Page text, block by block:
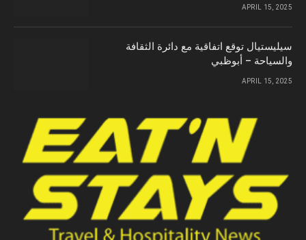
APRIL 15, 2025
سيليستيال توقع اتفاقية مع دائرة الثقافة
والسياحة – أبوظبي
APRIL 15, 2025